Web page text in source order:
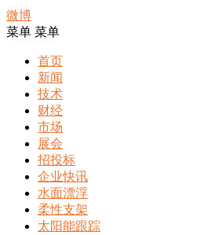
微博
菜单 菜单
首页
新闻
技术
财经
市场
展会
招投标
企业快讯
水面漂浮
柔性支架
太阳能跟踪